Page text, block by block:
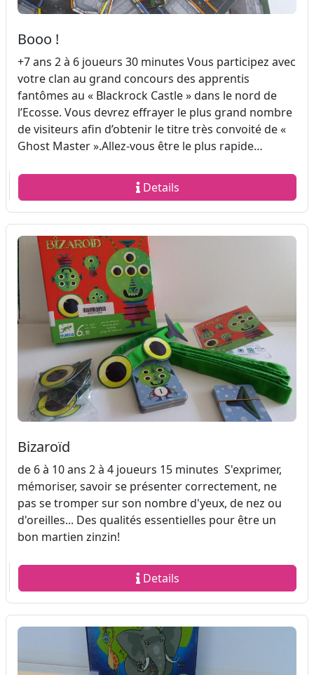
Booo !
+7 ans 2 à 6 joueurs 30 minutes Vous participez avec
votre clan au grand concours des apprentis
fantômes au « Blackrock Castle » dans le nord de
l’Ecosse. Vous devrez effrayer le plus grand nombre
de visiteurs afin d’obtenir le titre très convoité de «
Ghost Master ».Allez-vous être le plus rapide…
Details
Bizaroïd
de 6 à 10 ans 2 à 4 joueurs 15 minutes S'exprimer,
mémoriser, savoir se présenter correctement, ne
pas se tromper sur son nombre d'yeux, de nez ou
d'oreilles... Des qualités essentielles pour être un
bon martien zinzin!
Details